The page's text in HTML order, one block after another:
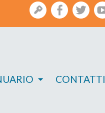
gestionefacebook
CONTATTI